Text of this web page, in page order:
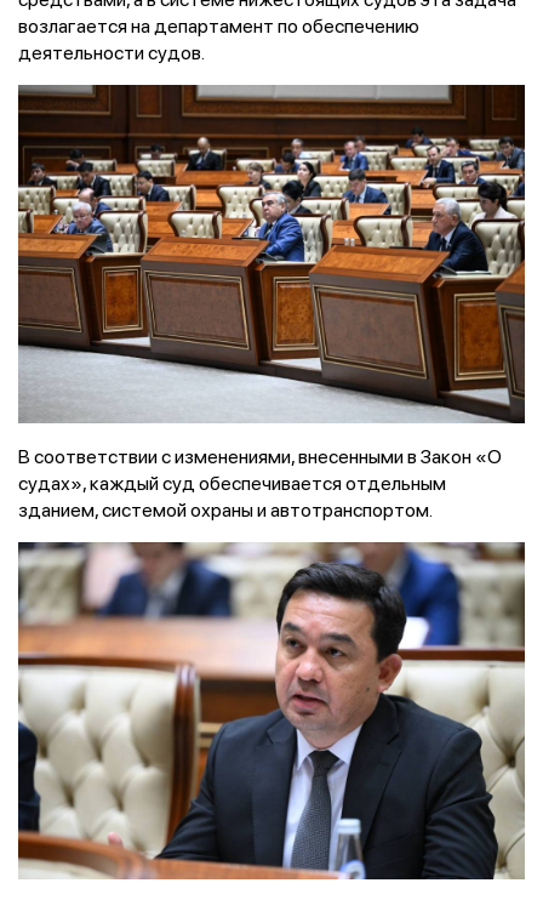
возлагается на департамент по обеспечению
деятельности судов.
В соответствии с изменениями, внесенными в Закон «О
судах», каждый суд обеспечивается отдельным
зданием, системой охраны и автотранспортом.